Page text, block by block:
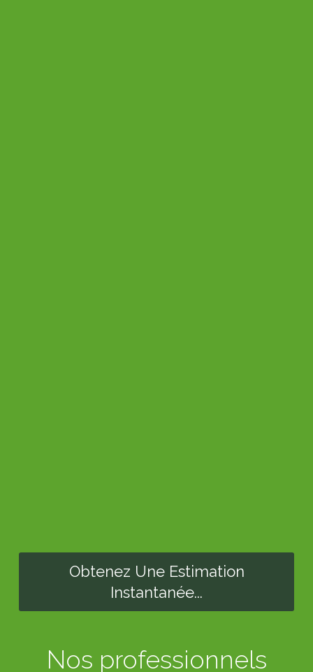
Obtenez Une Estimation
Instantanée...
Nos professionnels